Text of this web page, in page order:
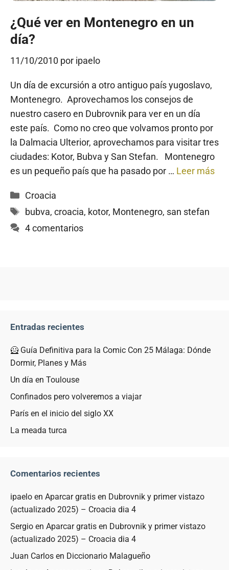
¿Qué ver en Montenegro en un
día?
11/10/2010 por ipaelo
Un día de excursión a otro antiguo país yugoslavo,
Montenegro. Aprovechamos los consejos de
nuestro casero en Dubrovnik para ver en un día
este país. Como no creo que volvamos pronto por
la Dalmacia Ulterior, aprovechamos para visitar tres
ciudades: Kotor, Bubva y San Stefan. Montenegro
es un pequeño país que ha pasado por … Leer más
Categorías
Croacia
Etiquetas
bubva, croacia, kotor, Montenegro, san stefan
4 comentarios
Entradas recientes
🦸 Guía Definitiva para la Comic Con 25 Málaga: Dónde
Dormir, Planes y Más
Un día en Toulouse
Confinados pero volveremos a viajar
París en el inicio del siglo XX
La meada turca
Comentarios recientes
ipaelo en Aparcar gratis en Dubrovnik y primer vistazo
(actualizado 2025) – Croacia dia 4
Sergio en Aparcar gratis en Dubrovnik y primer vistazo
(actualizado 2025) – Croacia dia 4
Juan Carlos en Diccionario Malagueño